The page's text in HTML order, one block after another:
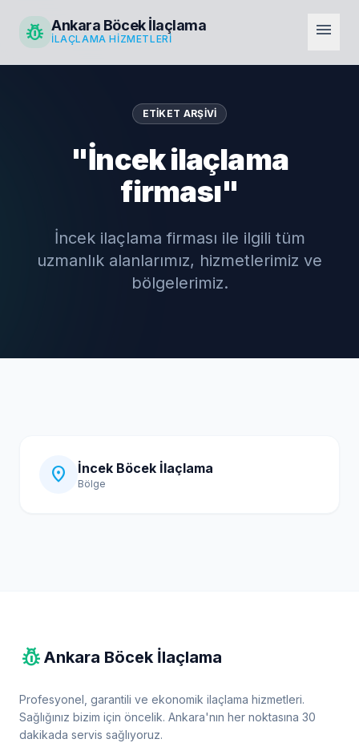
pest_control Ankara Böcek İlaçlama
İLAÇLAMA HIZMETLERI menu
ETIKET ARŞIVI
"İncek ilaçlama
firması"
İncek ilaçlama firması ile ilgili tüm
uzmanlık alanlarımız, hizmetlerimiz ve
bölgelerimiz.
location_on İncek Böcek İlaçlama
Bölge
pest_control Ankara Böcek İlaçlama
Profesyonel, garantili ve ekonomik ilaçlama hizmetleri.
Sağlığınız bizim için öncelik. Ankara'nın her noktasına 30
dakikada servis sağlıyoruz.